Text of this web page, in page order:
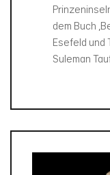
dem Buch
Esefeld und
Suleman